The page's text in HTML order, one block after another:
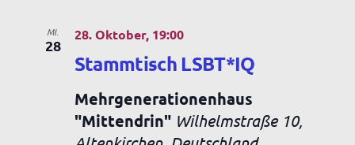
MI.
28
Stammtisch LSBT*IQ
28. Oktober, 19:00
Mehrgenerationenhaus
"Mittendrin" Wilhelmstraße 10,